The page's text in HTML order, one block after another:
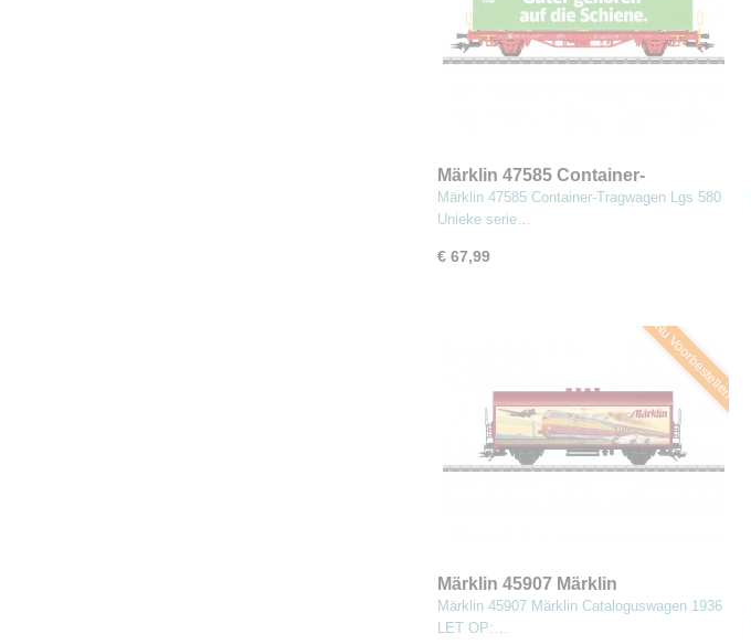
Märklin 47585 Container-
Tragwagen Lgs 580
Märklin 47585 Container-Tragwagen Lgs 580
Unieke serie…
€ 67,99
Nu Voorbestellen
Märklin 45907 Märklin
Cataloguswagen 1936
Märklin 45907 Märklin Cataloguswagen 1936
LET OP:…